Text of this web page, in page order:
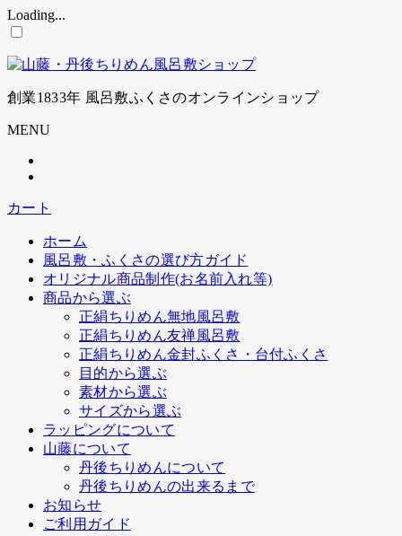
Loading...
コ
テ
ン
ツ
に
プ
創業1833年 風呂敷ふくさのオンラインショップ
MENU
カート
ホーム
風呂敷・ふくさの選び方ガイド
オリジナル商品制作(お名前入れ等)
商品から選ぶ
正絹ちりめん無地風呂敷
正絹ちりめん友禅風呂敷
正絹ちりめん金封ふくさ・台付ふくさ
目的から選ぶ
素材から選ぶ
サイズから選ぶ
ラッピングについて
山藤について
丹後ちりめんについて
丹後ちりめんの出来るまで
お知らせ
ご利用ガイド